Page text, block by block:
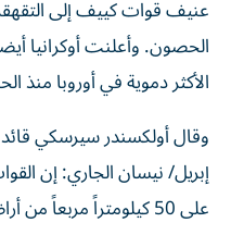
عنيف قوات كييف إلى
الحصون. وأعلنت أوكرانيا
الأكثر دموية في أوروبا منذ
وقال ⁠أولكسندر سيرسكي
إبريل/ نيسان الجاري: إن
على 50 كيلومتراً مربعاً من أراضيها في مارس /آذار الماضي